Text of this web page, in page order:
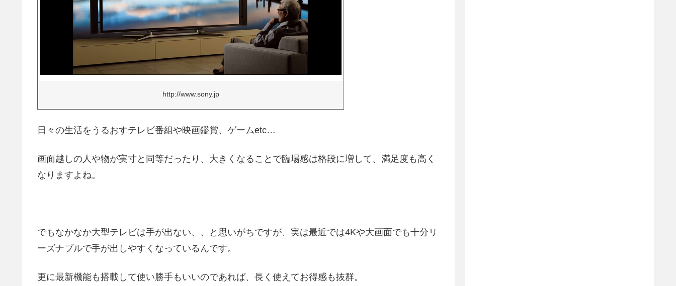
http://www.sony.jp
日々の生活をうるおすテレビ番組や映画鑑賞、ゲームetc…
画面越しの人や物が実寸と同等だったり、大きくなることで臨場感は格段に増して、満足度も高く
なりますよね。
でもなかなか大型テレビは手が出ない、、と思いがちですが、実は最近では4Kや大画面でも十分リ
ーズナブルで手が出しやすくなっているんです。
更に最新機能も搭載して使い勝手もいいのであれば、長く使えてお得感も抜群。